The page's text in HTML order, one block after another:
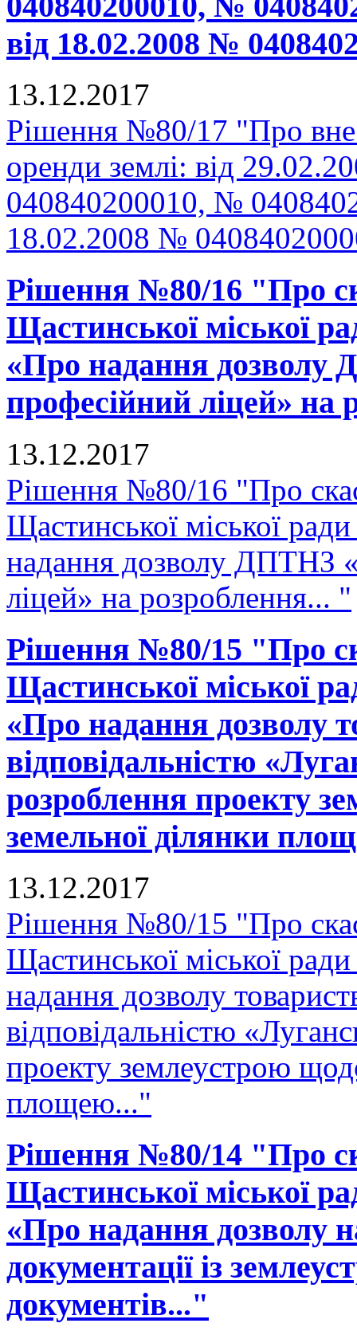
від 18.02.2008 №
13.12.2017
Рішення №80/17 "Про
оренди землі: від
040840200010, №
18.02.2008 №
Рішення №80/16 "Про
Щастинської міської
«Про надання
професійний ліцей» на
13.12.2017
Рішення №80/16 "Про
Щастинської міської
надання дозволу ДПТНЗ
ліцей» на розроблення... "
Рішення №80/15 "Про
Щастинської міської
«Про надання дозволу
відповідальністю
розроблення проекту
земельної ділянки
13.12.2017
Рішення №80/15 "Про
Щастинської міської
надання дозволу
відповідальністю
проекту землеустрою
площею..."
Рішення №80/14 "Про
Щастинської міської
«Про надання дозволу
документації із
документів..."